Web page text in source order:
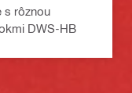
s rôznou
DWS-HB